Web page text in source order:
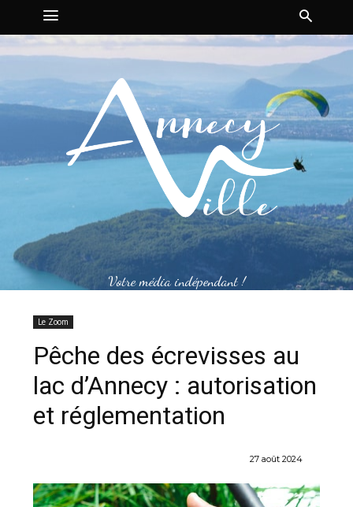
Votre média indépendant !
Le Zoom
Pêche des écrevisses au
lac d’Annecy : autorisation
et réglementation
27 août 2024